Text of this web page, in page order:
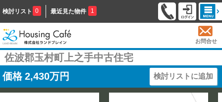
検討リスト 0 最近見た物件 1
お問合せ
佐波郡玉村町上之手中古住宅
価格 2,430万円 検討リストに追加